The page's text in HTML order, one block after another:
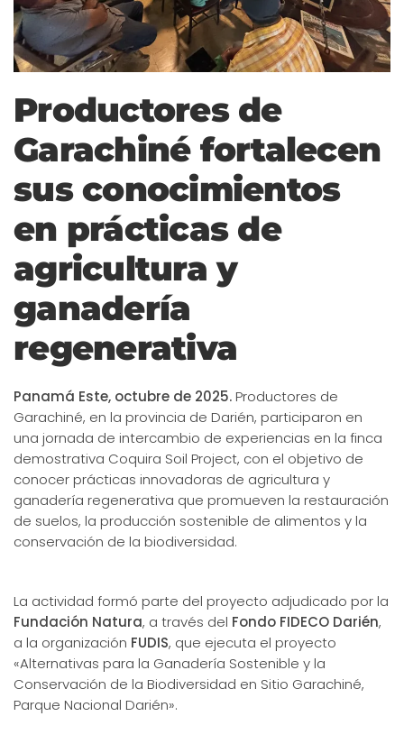
Productores de
Garachiné fortalecen
sus conocimientos
en prácticas de
agricultura y
ganadería
regenerativa
Panamá Este, octubre de 2025.Productores de
Garachiné, en la provincia de Darién, participaron en
una jornada de intercambio de experiencias en la finca
demostrativa Coquira Soil Project, con el objetivo de
conocer prácticas innovadoras de agricultura y
ganadería regenerativa que promueven la restauración
de suelos, la producción sostenible de alimentos y la
conservación de la biodiversidad.
La actividad formó parte del proyecto adjudicado por la
Fundación Natura, a través del Fondo FIDECO Darién,
a la organización FUDIS, que ejecuta el proyecto
«Alternativas para la Ganadería Sostenible y la
Conservación de la Biodiversidad en Sitio Garachiné,
Parque Nacional Darién».